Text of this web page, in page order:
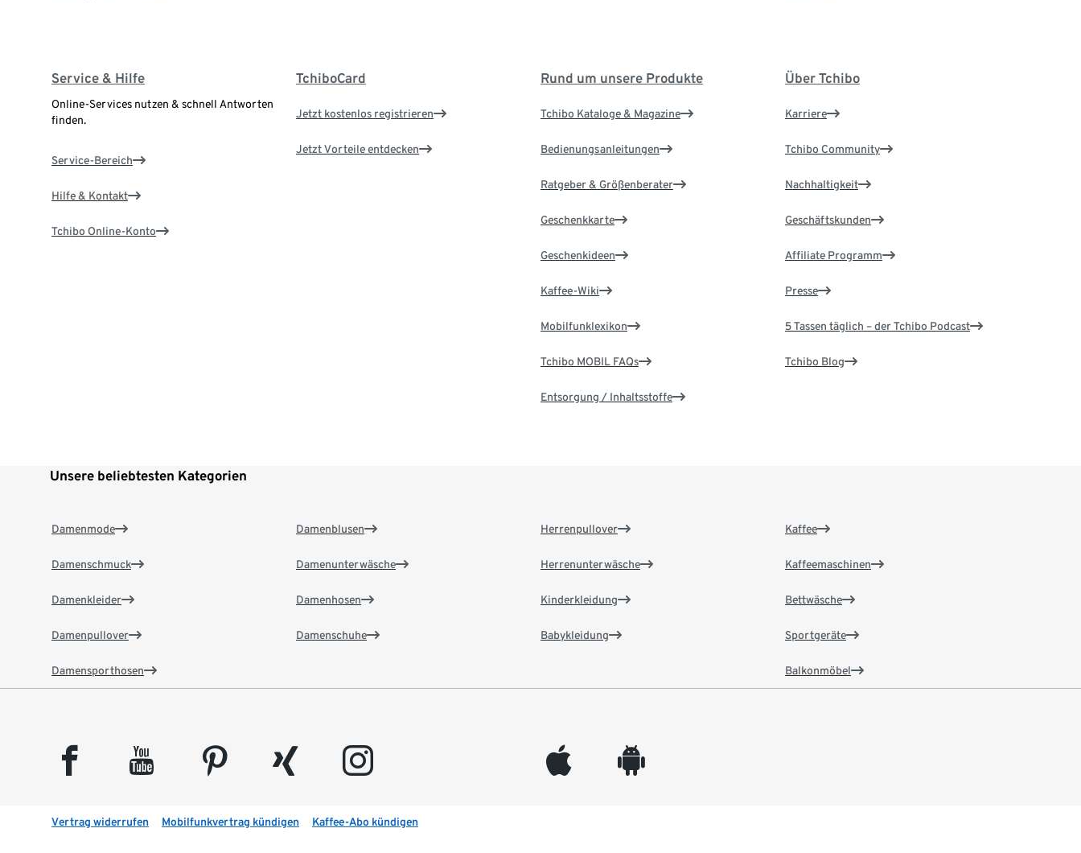
Service & Hilfe
Online-Services nutzen & schnell Antworten
finden.
Service-Bereich
Hilfe & Kontakt
Tchibo Online-Konto
TchiboCard
Jetzt kostenlos registrieren
Jetzt Vorteile entdecken
Rund um unsere Produkte
Tchibo Kataloge & Magazine
Bedienungsanleitungen
Ratgeber & Größenberater
Geschenkkarte
Geschenkideen
Kaffee-Wiki
Mobilfunklexikon
Tchibo MOBIL FAQs
Entsorgung / Inhaltsstoffe
Über Tchibo
Karriere
Tchibo Community
Nachhaltigkeit
Geschäftskunden
Affiliate Programm
Presse
5 Tassen täglich – der Tchibo Podcast
Tchibo Blog
Unsere beliebtesten Kategorien
Damenmode
Damenschmuck
Damenkleider
Damenpullover
Damensporthosen
Damenblusen
Damenunterwäsche
Damenhosen
Damenschuhe
Herrenpullover
Herrenunterwäsche
Kinderkleidung
Babykleidung
Kaffee
Kaffeemaschinen
Bettwäsche
Sportgeräte
Balkonmöbel
facebook youtube pinterest xing instagram appleinc android
Vertrag widerrufen Mobilfunkvertrag kündigen Kaffee-Abo kündigen